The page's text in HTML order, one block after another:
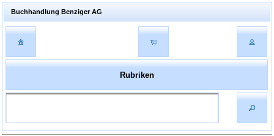
Buchhandlung Benziger AG
Rubriken